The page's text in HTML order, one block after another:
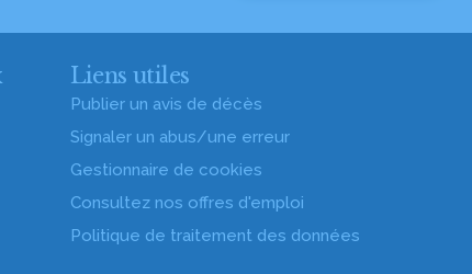
Liens utiles
Publier un avis de décès
Signaler un abus/une erreur
Gestionnaire de cookies
Consultez nos offres d'emploi
Politique de traitement des données